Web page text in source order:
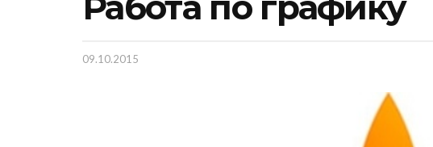
09.10.2015